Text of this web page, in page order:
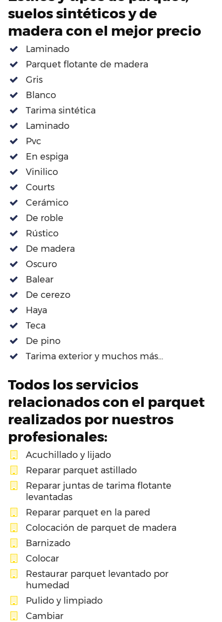
suelos sintéticos y de
madera con el mejor precio
Laminado
Parquet flotante de madera
Gris
Blanco
Tarima sintética
Laminado
Pvc
En espiga
Vinilico
Courts
Cerámico
De roble
Rústico
De madera
Oscuro
Balear
De cerezo
Haya
Teca
De pino
Tarima exterior y muchos más…
Todos los servicios
relacionados con el parquet
realizados por nuestros
profesionales:
Acuchillado y lijado
Reparar parquet astillado
Reparar juntas de tarima flotante
levantadas
Reparar parquet en la pared
Colocación de parquet de madera
Barnizado
Colocar
Restaurar parquet levantado por
humedad
Pulido y limpiado
Cambiar